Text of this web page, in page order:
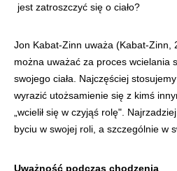
jest zatroszczyć się o ciało?
Jon Kabat-Zinn uważa (Kabat-Zinn,
można uważać za proces wcielania
swojego ciała. Najczęściej
wyrazić utożsamienie się z kimś
„wcielił się w czyjąś rolę".
byciu w swojej roli, a szczególnie w
Uważność podczas chodzenia